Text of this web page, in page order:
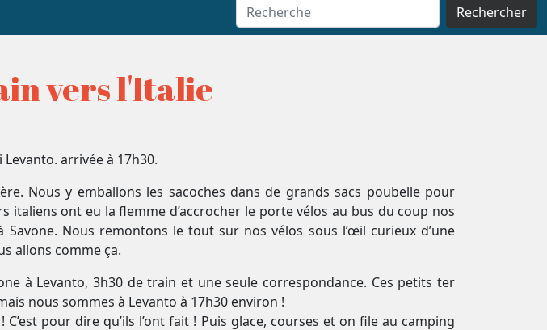
Rechercher
vers l'Italie
arrivée à 17h30.
Nous y emballons les sacoches dans de grands sacs poubelle pour
ont eu la flemme d’accrocher le porte vélos au bus du coup nos
Nous remontons le tout sur nos vélos sous l’œil curieux d’une
allons comme ça.
à Levanto, 3h30 de train et une seule correspondance. Ces petits ter
nous sommes à Levanto à 17h30 environ !
pour dire qu’ils l’ont fait ! Puis glace, courses et on file au camping